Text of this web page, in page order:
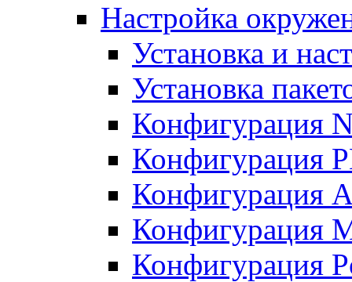
Настройка
Установка и
Установка
Конфигурация
Конфигурация
Конфигурация
Конфигурация
Конфигурация